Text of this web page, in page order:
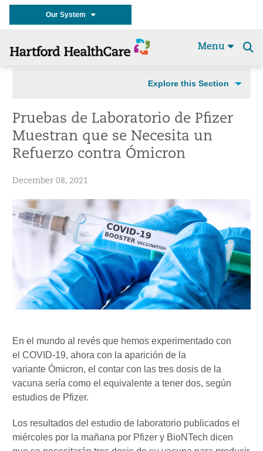
Our System
Menu
Explore this Section
Pruebas de Laboratorio de Pfizer
Muestran que se Necesita un
Refuerzo contra Ómicron
December 08, 2021
En el mundo al revés que hemos experimentado con
el COVID-19, ahora con la aparición de la
variante Ómicron, el contar con las tres dosis de la
vacuna sería como el equivalente a tener dos, según
estudios de Pfizer.
Los resultados del estudio de laboratorio publicados el
miércoles por la mañana por Pfizer y BioNTech dicen